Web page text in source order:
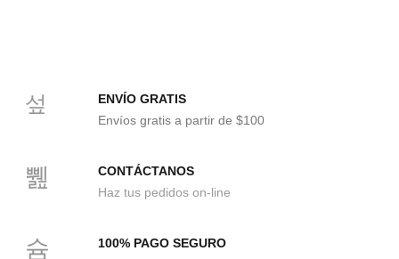
ENVÍO GRATIS
Envíos gratis a partir de $100
CONTÁCTANOS
Haz tus pedidos on-line
100% PAGO SEGURO